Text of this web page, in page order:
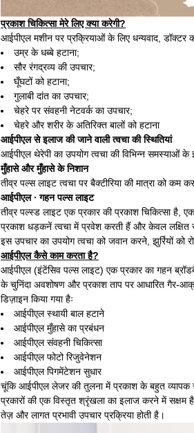
प्रकाश चिकित्सा मेरे लिए क्या करेगी?
आईपीएल मशीन पर प्रक्रियाओं के लिए धन्यवाद, डॉक्टर
उम्र के धब्बे हटाना;
सौर रंगद्रव्य की उपचार;
घूँघटों को हटाना;
गुलाबी दांत का उपचार;
चेहरे पर संवहनी नेटवर्क का उपचार;
चेहरे और शरीर के अतिरिक्त बालों को हटाना
आईपीएल से इलाज की जाने वाली त्वचा की स्थितियां
आईपीएल थेरेपी का उपयोग त्वचा की विभिन्न समस्याओं
मुँहासे और मुँहासे के निशान
तीव्र पल्स लाइट त्वचा पर बैक्टीरिया की मात्रा को
आईपीएल ∙ गहन पल्स लाइट
तीव्र पल्स्ड लाइट एक प्रकार की प्रकाश चिकित्सा है,
प्रकाश धड़कनें त्वचा में प्रवेश करती हैं और केवल लक्षित
इस उपचार का उपयोग त्वचा को जवान करने, झुर्रियों को
आईपीएल कैसे काम करता है?
आईपीएल (इंटेंसिव पल्स लाइट) एक प्रकार का गहन
के चुनिंदा अवशोषण और प्रकाश ताप पर आधारित गैर-
डिज़ाइन किया गया हैः
आईपीएल स्थायी बाल हटाने
आईपीएल मुँहासे का प्रबंधन
आईपीएल संवहनी चिकित्सा
आईपीएल फोटो रिजुवेनेशन
आईपीएल पिगमेंटेशन सुधार
चूंकि आईपीएल लेजर की तुलना में प्रकाश के बहुत व्यापक
प्रकारों की एक विस्तृत श्रृंखला का इलाज करने में
तेज़ और लागत प्रभावी उपचार प्रक्रिया होती है।